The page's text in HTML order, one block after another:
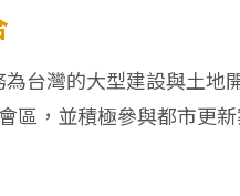
為台灣的大型建設與土地
區，並積極參與都市更